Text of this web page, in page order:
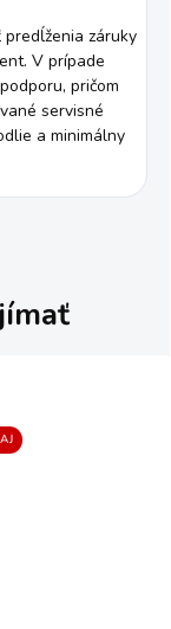
záruky
V prípade
pričom
servisné
a minimálny